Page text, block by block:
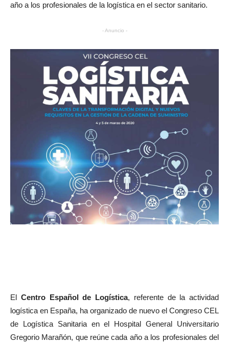
año a los profesionales de la logística en el sector sanitario.
- Anuncio -
El Centro Español de Logística, referente de la actividad
logística en España, ha organizado de nuevo el Congreso CEL
de Logística Sanitaria en el Hospital General Universitario
Gregorio Marañón, que reúne cada año a los profesionales del